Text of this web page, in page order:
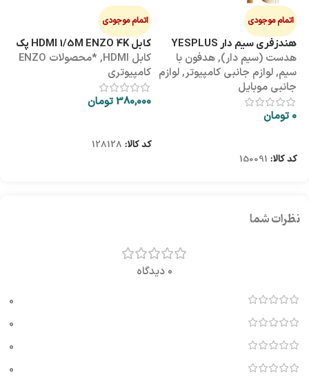
اتمام موجودی
هندزفری سیم دار YESPLUS
YS-113
هدست (سیم دار),هدفون با
سیم,لوازم جانبی کامپیوتر,لوازم
جانبی موبایل
0 تومان
کد کالا: 150091
اتمام موجودی
کابل HDMI 1/5M ENZO 4K پک
طلقی
کابل HDMI ,
*محصولات ENZO
کامپیوتری
380,000تومان
کد کالا: 128128
نظرات شما
0 دیدگاه
0
0
0
0